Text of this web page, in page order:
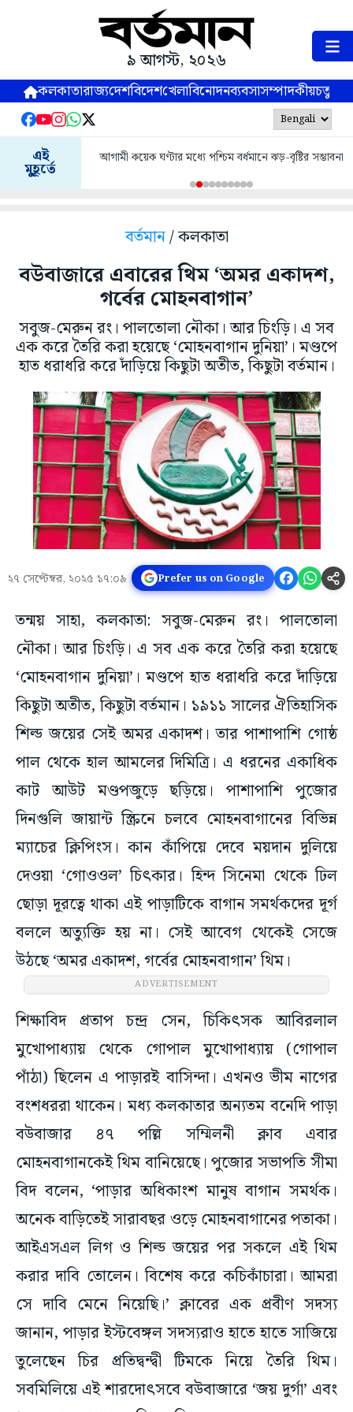
৯ আগস্ট, ২০২৬
কলকাতারাজ্যদেশবিদেশখেলাবিনোদনব্যবসাসম্পাদকীয়
এই
মুহূর্তে
আগামী কয়েক ঘণ্টার মধ্যে পশ্চিম বর্ধমানে ঝড়-বৃষ্টির সম্ভাবনা
বর্তমান/ কলকাতা
বউবাজারে এবারের থিম ‘অমর একাদশ,
গর্বের মোহনবাগান’
সবুজ-মেরুন রং। পালতোলা নৌকা। আর চিংড়ি। এ সব
এক করে তৈরি করা হয়েছে ‘মোহনবাগান দুনিয়া’। মণ্ডপে
হাত ধরাধরি করে দাঁড়িয়ে কিছুটা অতীত, কিছুটা বর্তমান।
২৭ সেপ্টেম্বর, ২০২৫ ১৭:০৯ Prefer us on Google
তন্ময় সাহা, কলকাতা: সবুজ-মেরুন রং। পালতোলা
নৌকা। আর চিংড়ি। এ সব এক করে তৈরি করা হয়েছে
‘মোহনবাগান দুনিয়া’। মণ্ডপে হাত ধরাধরি করে দাঁড়িয়ে
কিছুটা অতীত, কিছুটা বর্তমান। ১৯১১ সালের ঐতিহাসিক
শিল্ড জয়ের সেই অমর একাদশ। তার পাশাপাশি গোষ্ঠ
পাল থেকে হাল আমলের দিমিত্রি। এ ধরনের একাধিক
কাট আউট মণ্ডপজুড়ে ছড়িয়ে। পাশাপাশি পুজোর
দিনগুলি জায়ান্ট স্ক্রিনে চলবে মোহনবাগানের বিভিন্ন
ম্যাচের ক্লিপিংস। কান কাঁপিয়ে দেবে ময়দান দুলিয়ে
দেওয়া ‘গোওওল’ চিৎকার। হিন্দ সিনেমা থেকে ঢিল
ছোড়া দূরত্বে থাকা এই পাড়াটিকে বাগান সমর্থকদের দূর্গ
বললে অত্যুক্তি হয় না। সেই আবেগ থেকেই সেজে
উঠছে ‘অমর একাদশ, গর্বের মোহনবাগান’ থিম।
ADVERTISEMENT
শিক্ষাবিদ প্রতাপ চন্দ্র সেন, চিকিৎসক আবিরলাল
মুখোপাধ্যায় থেকে গোপাল মুখোপাধ্যায় (গোপাল
পাঁঠা) ছিলেন এ পাড়ারই বাসিন্দা। এখনও ভীম নাগের
বংশধররা থাকেন। মধ্য কলকাতার অন্যতম বনেদি পাড়া
বউবাজার ৪৭ পল্লি সম্মিলনী ক্লাব এবার
মোহনবাগানকেই থিম বানিয়েছে। পুজোর সভাপতি সীমা
বিদ বলেন, ‘পাড়ার অধিকাংশ মানুষ বাগান সমর্থক।
অনেক বাড়িতেই সারাবছর ওড়ে মোহনবাগানের পতাকা।
আইএসএল লিগ ও শিল্ড জয়ের পর সকলে এই থিম
করার দাবি তোলেন। বিশেষ করে কচিকাঁচারা। আমরা
সে দাবি মেনে নিয়েছি।’ ক্লাবের এক প্রবীণ সদস্য
জানান, পাড়ার ইস্টবেঙ্গল সদস্যরাও হাতে হাতে সাজিয়ে
তুলেছেন চির প্রতিদ্বন্দ্বী টিমকে নিয়ে তৈরি থিম।
সবমিলিয়ে এই শারদোৎসবে বউবাজারে ‘জয় দুর্গা’ এবং